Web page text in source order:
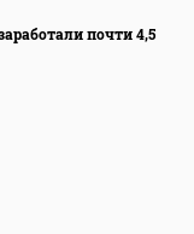
почти 4,5